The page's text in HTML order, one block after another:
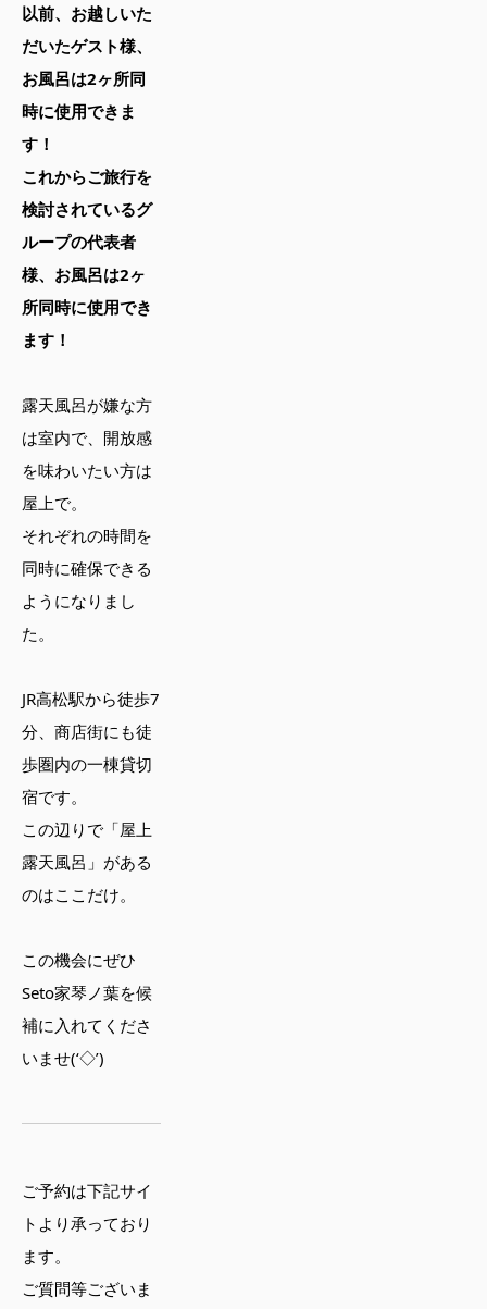
以前、お越しいた
だいたゲスト様、
お風呂は2ヶ所同
時に使用できま
す！
これからご旅行を
検討されているグ
ループの代表者
様、お風呂は2ヶ
所同時に使用でき
ます！
露天風呂が嫌な方
は室内で、開放感
を味わいたい方は
屋上で。
それぞれの時間を
同時に確保できる
ようになりまし
た。
JR高松駅から徒歩7
分、商店街にも徒
歩圏内の一棟貸切
宿です。
この辺りで「屋上
露天風呂」がある
のはここだけ。
この機会にぜひ
Seto家琴ノ葉を候
補に入れてくださ
いませ(‘◇’)ゞ
ご予約は下記サイ
トより承っており
ます。
ご質問等ございま